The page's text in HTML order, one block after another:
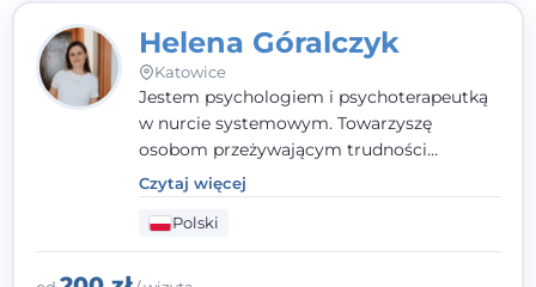
Helena Góralczyk
Katowice
Jestem psychologiem i psychoterapeutką
w nurcie systemowym. Towarzyszę
osobom przeżywającym trudności
emocjonalne, relacyjne albo znajdującym
się w kryzysie. Liczy się dla mnie
autentyczna, oparta na zaufaniu relacja
oraz przestrzeń, w której każdy poczuje się
wysłuchany i potraktowany z szacunkiem.
Czytaj więcej
Polski